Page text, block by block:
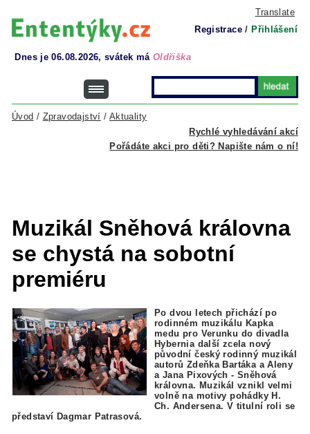
Translate
Registrace / Přihlášení
Dnes je 06.08.2026, svátek má Oldřiška
Rychlé vyhledávání akcí
Úvod / Zpravodajství / Aktuality
Pořádáte akci pro děti? Napište nám o ní!
Muzikál Sněhová královna
se chystá na sobotní
premiéru
Po dvou letech přichází po
rodinném muzikálu Kapka
medu pro Verunku do divadla
Hybernia další zcela nový
původní český rodinný muzikál
autorů Zdeňka Bartáka a Aleny
a Jana Pixových - Sněhová
královna. Muzikál vznikl velmi
volně na motivy pohádky H.
Ch. Andersena. V titulní roli se
představí Dagmar Patrasová.